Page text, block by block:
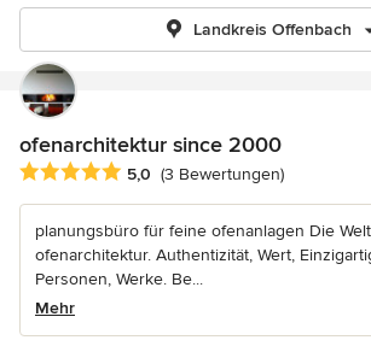
Landkreis Offenbach
ofenarchitektur since 2000
Durchschnittliche Bewertung: 5 von 5
5,0 (3 Bewertungen)
planungsbüro für feine ofenanlagen Die
ofenarchitektur. Authentizität, Wert,
Personen, Werke. Be...
Mehr